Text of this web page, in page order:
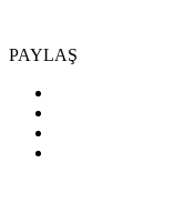
PAYLAŞ